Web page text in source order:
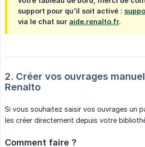
support pour qu'il soit activé :
via le chat sur aide.renalto.fr.
2. Créer vos ouvrages
Renalto
Si vous souhaitez saisir vos ouvrages un
les créer directement depuis votre
Comment faire ?